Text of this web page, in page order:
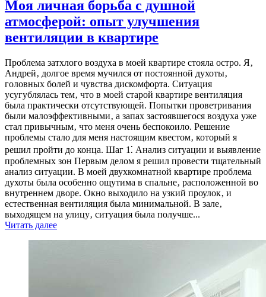
Моя личная борьба с душной
атмосферой: опыт улучшения
вентиляции в квартире
Проблема затхлого воздуха в моей квартире стояла остро. Я‚
Андрей‚ долгое время мучился от постоянной духоты‚
головных болей и чувства дискомфорта. Ситуация
усугублялась тем‚ что в моей старой квартире вентиляция
была практически отсутствующей. Попытки проветривания
были малоэффективными‚ а запах застоявшегося воздуха уже
стал привычным‚ что меня очень беспокоило. Решение
проблемы стало для меня настоящим квестом‚ который я
решил пройти до конца. Шаг 1⁚ Анализ ситуации и выявление
проблемных зон Первым делом я решил провести тщательный
анализ ситуации. В моей двухкомнатной квартире проблема
духоты была особенно ощутима в спальне‚ расположенной во
внутреннем дворе. Окно выходило на узкий проулок‚ и
естественная вентиляция была минимальной. В зале‚
выходящем на улицу‚ ситуация была получше...
Читать далее